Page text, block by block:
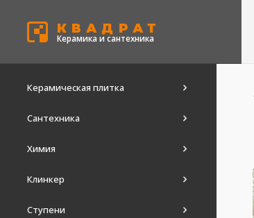
КВАДРАТ
Керамика и сантехника
Керамическая плитка
Сантехника
Химия
Клинкер
Ступени